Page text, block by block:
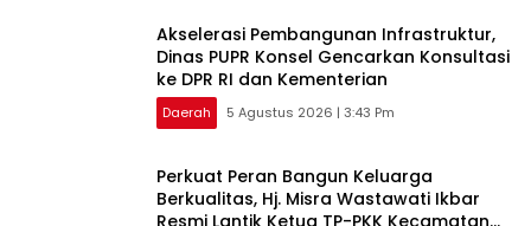
Akselerasi Pembangunan Infrastruktur,
Dinas PUPR Konsel Gencarkan Konsultasi
ke DPR RI dan Kementerian
Daerah 5 Agustus 2026 | 3:43 Pm
‎Perkuat Peran Bangun Keluarga
Berkualitas, Hj. Misra Wastawati Ikbar